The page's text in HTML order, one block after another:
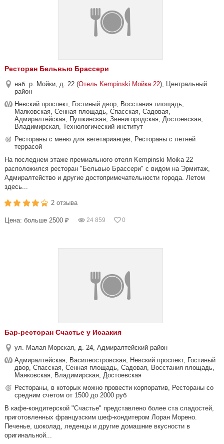
Ресторан Бельвью Брассери
наб. р. Мойки, д. 22 (Отель Kempinski Мойка 22), Центральный
район
Невский проспект, Гостиный двор, Восстания площадь,
Маяковская, Сенная площадь, Спасская, Садовая,
Адмиралтейская, Пушкинская, Звенигородская, Достоевская,
Владимирская, Технологический институт
Рестораны с меню для вегетарианцев, Рестораны с летней
террасой
На последнем этаже премиального отеля Kempinski Moika 22
расположился ресторан "Бельвью Брассери" с видом на Эрмитаж,
Адмиралтейство и другие достопримечательности города. Летом
здесь...
2 отзыва
Цена: больше 2500 ₽ 24 859 0
Бар-ресторан Счастье у Исаакия
ул. Малая Морская, д. 24, Адмиралтейский район
Адмиралтейская, Василеостровская, Невский проспект, Гостиный
двор, Спасская, Сенная площадь, Садовая, Восстания площадь,
Маяковская, Владимирская, Достоевская
Рестораны, в которых можно провести корпоратив, Рестораны со
средним счетом от 1500 до 2000 руб
В кафе-кондитерской "Счастье" представлено более ста сладостей,
приготовленных французским шеф-кондитером Лоран Морено.
Печенье, шоколад, леденцы и другие домашние вкусности в
оригинальной...